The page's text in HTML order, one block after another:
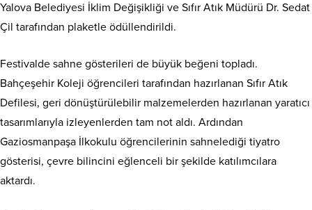
Yalova Belediyesi İklim Değişikliği ve Sıfır Atık Müdürü Dr. Sedat
Çil tarafından plaketle ödüllendirildi.
Festivalde sahne gösterileri de büyük beğeni topladı.
Bahçeşehir Koleji öğrencileri tarafından hazırlanan Sıfır Atık
Defilesi, geri dönüştürülebilir malzemelerden hazırlanan yaratıcı
tasarımlarıyla izleyenlerden tam not aldı. Ardından
Gaziosmanpaşa İlkokulu öğrencilerinin sahnelediği tiyatro
gösterisi, çevre bilincini eğlenceli bir şekilde katılımcılara
aktardı.